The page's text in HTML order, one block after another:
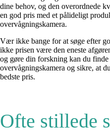
dine behov, og den overordnede
en god pris med et pålideligt
overvågningskamera.
Vær ikke bange for at søge efter
ikke prisen være den eneste
og gøre din forskning kan du
overvågningskamera og sikre, at
bedste pris.
Ofte stillede